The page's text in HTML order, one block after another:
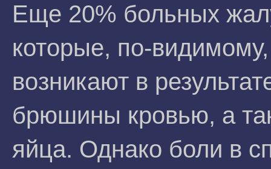
Еще 20% больных
которые, по-
возникают в
брюшины кровью, а
яйца. Однако боли в